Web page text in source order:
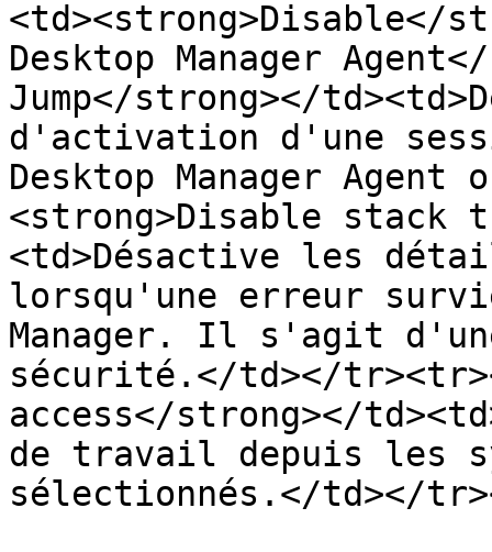
<td><strong>Disable</
Desktop Manager
Jump</strong></
d'activation d'une
Desktop Manager
<strong>Disable stack
<td>Désactive les
lorsqu'une erreur
Manager. Il s'agit
sécurité.</td></
access</strong></
de travail depuis les
sélectionnés.</td></